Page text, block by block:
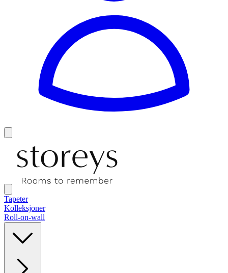
Tapeter
Kolleksjoner
Roll-on-wall